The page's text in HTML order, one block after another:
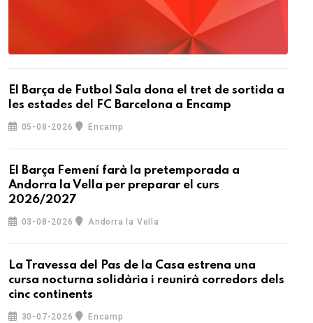
El Barça de Futbol Sala dona el tret de sortida a
les estades del FC Barcelona a Encamp
05-08-2026 Encamp
El Barça Femení farà la pretemporada a
Andorra la Vella per preparar el curs
2026/2027
03-08-2026 Andorra la Vella
La Travessa del Pas de la Casa estrena una
cursa nocturna solidària i reunirà corredors dels
cinc continents
30-07-2026 Encamp